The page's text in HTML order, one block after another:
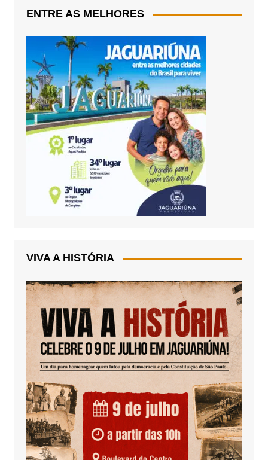
ENTRE AS MELHORES
VIVA A HISTÓRIA